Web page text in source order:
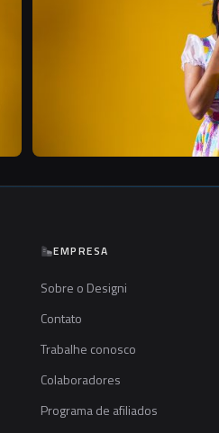
EMPRESA
Sobre o Designi
Contato
Trabalhe conosco
Colaboradores
Programa de afiliados